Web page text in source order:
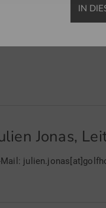
Jonas,
Mail:
IN